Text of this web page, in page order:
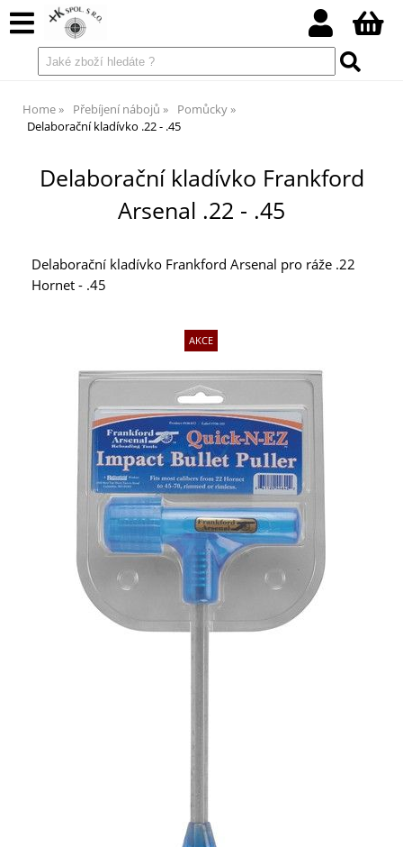
Home Přebíjení nábojů
Pomůcky
Delaborační kladívko .22 - .45
Delaborační kladívko Frankford
Arsenal .22 - .45
Delaborační kladívko Frankford Arsenal pro ráže .22
Hornet - .45